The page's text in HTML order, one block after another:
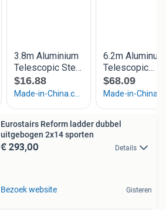
Eurostairs Reform ladder dubbel
uitgebogen 2x14 sporten
€ 293,00 Details
Bezoek website Gisteren